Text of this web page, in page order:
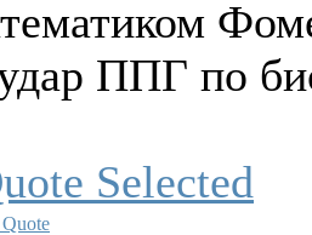
ППГ по
Quote